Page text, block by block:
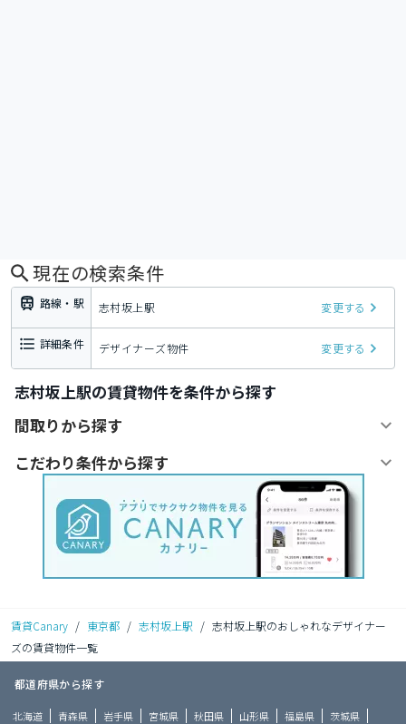
現在の検索条件
路線・駅 志村坂上駅 変更する
詳細条件 デザイナーズ物件 変更する
志村坂上駅の賃貸物件を条件から探す
間取りから探す
こだわり条件から探す
賃貸Canary / 東京都 / 志村坂上駅 / 志村坂上駅のおしゃれなデザイナー
ズの賃貸物件一覧
都道府県から探す
北海道 青森県 岩手県 宮城県 秋田県 山形県 福島県
茨城県